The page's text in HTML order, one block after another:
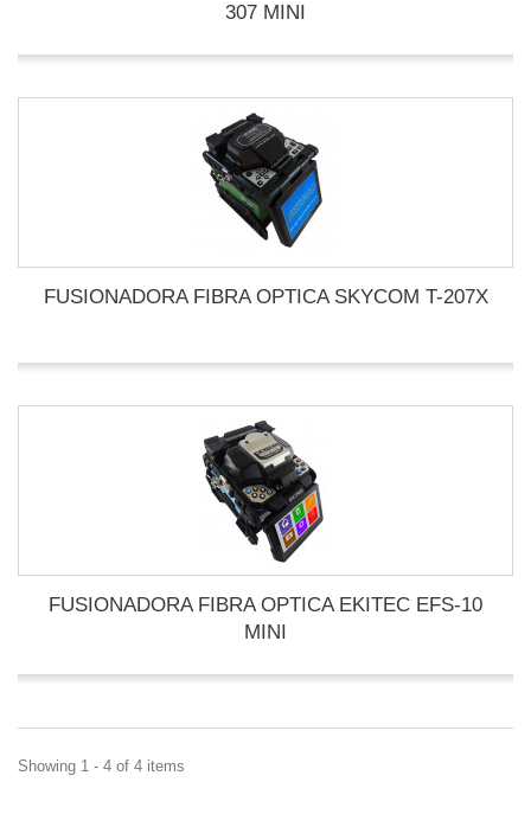
307 MINI
FUSIONADORA FIBRA OPTICA SKYCOM T-207X
FUSIONADORA FIBRA OPTICA EKITEC EFS-10
MINI
Showing 1 - 4 of 4 items